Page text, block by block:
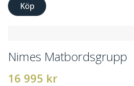
Köp
Nimes Matbordsgrupp
16 995 kr